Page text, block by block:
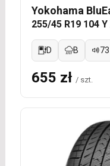
Yokohama
255/45 R19 104 Y
D B
655 zł / szt.